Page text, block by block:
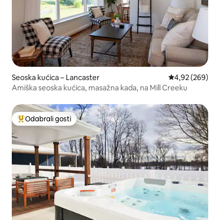
Seoska kućica – Lancaster Prosječna
4,92 (269)
Amiška seoska kućica, masažna kada, na Mill Creeku
Među najviše rangiranima s oznakom „Odabrali gosti”
Odabrali gosti